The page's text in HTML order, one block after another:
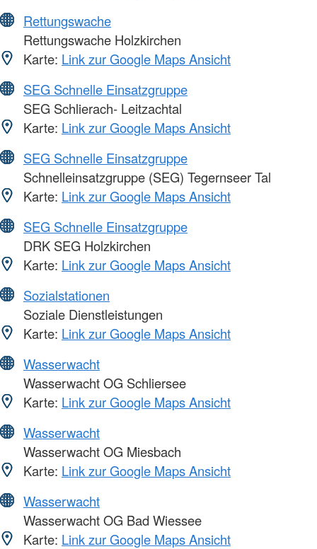
Rettungswache
Rettungswache Holzkirchen
Karte: Link zur Google Maps Ansicht
SEG Schnelle Einsatzgruppe
SEG Schlierach- Leitzachtal
Karte: Link zur Google Maps Ansicht
SEG Schnelle Einsatzgruppe
Schnelleinsatzgruppe (SEG) Tegernseer Tal
Karte: Link zur Google Maps Ansicht
SEG Schnelle Einsatzgruppe
DRK SEG Holzkirchen
Karte: Link zur Google Maps Ansicht
Sozialstationen
Soziale Dienstleistungen
Karte: Link zur Google Maps Ansicht
Wasserwacht
Wasserwacht OG Schliersee
Karte: Link zur Google Maps Ansicht
Wasserwacht
Wasserwacht OG Miesbach
Karte: Link zur Google Maps Ansicht
Wasserwacht
Wasserwacht OG Bad Wiessee
Karte: Link zur Google Maps Ansicht